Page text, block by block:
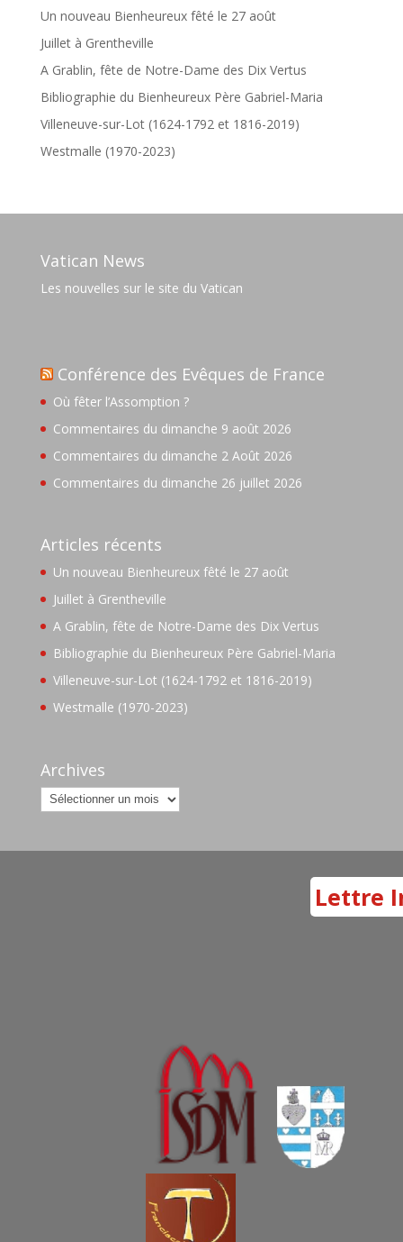
Un nouveau Bienheureux fêté le 27 août
Juillet à Grentheville
A Grablin, fête de Notre-Dame des Dix Vertus
Bibliographie du Bienheureux Père Gabriel-Maria
Villeneuve-sur-Lot (1624-1792 et 1816-2019)
Westmalle (1970-2023)
Vatican News
Les nouvelles sur le site du Vatican
Conférence des Evêques de France
Où fêter l’Assomption ?
Commentaires du dimanche 9 août 2026
Commentaires du dimanche 2 Août 2026
Commentaires du dimanche 26 juillet 2026
Articles récents
Un nouveau Bienheureux fêté le 27 août
Juillet à Grentheville
A Grablin, fête de Notre-Dame des Dix Vertus
Bibliographie du Bienheureux Père Gabriel-Maria
Villeneuve-sur-Lot (1624-1792 et 1816-2019)
Westmalle (1970-2023)
Archives
Archives
Lettre